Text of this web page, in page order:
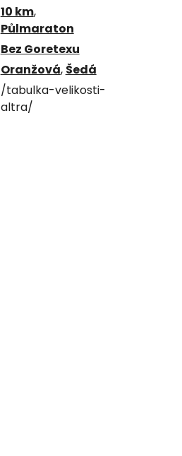
10 km,
Půlmaraton
Bez Goretexu
Oranžová, Šedá
/tabulka-velikosti-
altra/